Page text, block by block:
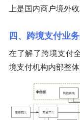
上是国内商户境外
四、跨境支付业
在了解了跨境支付
境支付机构内部整